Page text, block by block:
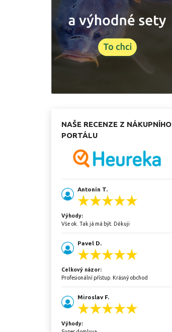
NAŠE RECENZE Z NÁKUPNÍHO
PORTÁLU
Antonín T.
Výhody:
Vše ok. Tak já má být. Děkuji
Pavel D.
Celkový názor:
Profesionální přístup. Krásný obchod
Miroslav F.
Výhody: